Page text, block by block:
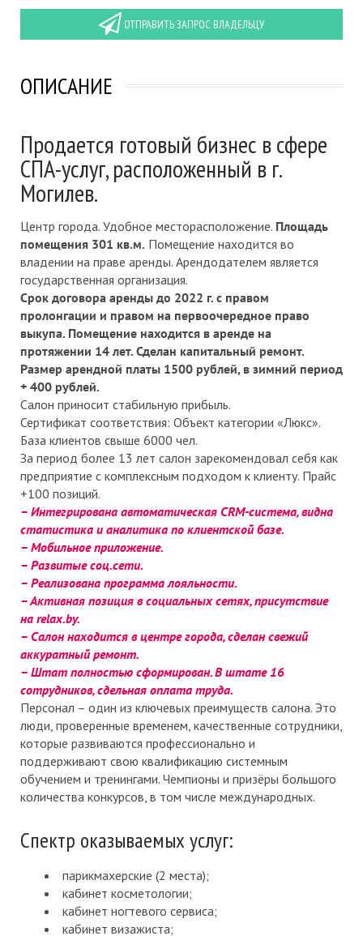
ОТПРАВИТЬ ЗАПРОС ВЛАДЕЛЬЦУ
ОПИСАНИЕ
Продается готовый бизнес в сфере
СПА-услуг, расположенный в г.
Могилев.
Центр города. Удобное месторасположение. Площадь
помещения 301 кв.м. Помещение находится во
владении на праве аренды. Арендодателем является
государственная организация.
Срок договора аренды до 2022 г. с правом
пролонгации и правом на первоочередное право
выкупа. Помещение находится в аренде на
протяжении 14 лет. Сделан капитальный ремонт.
Размер арендной платы 1500 рублей, в зимний период
+ 400 рублей.
Салон приносит стабильную прибыль.
Сертификат соответствия: Объект категории «Люкс».
База клиентов свыше 6000 чел.
За период более 13 лет салон зарекомендовал себя как
предприятие с комплексным подходом к клиенту. Прайс
+100 позиций.
– Интегрирована автоматическая CRM-система, видна
статистика и аналитика по клиентской базе.
– Мобильное приложение.
– Развитые соц.сети.
– Реализована программа лояльности.
– Активная позиция в социальных сетях, присутствие
на relax.by.
– Салон находится в центре города, сделан свежий
аккуратный ремонт.
– Штат полностью сформирован. В штате 16
сотрудников, сдельная оплата труда.
Персонал – один из ключевых преимуществ салона. Это
люди, проверенные временем, качественные сотрудники,
которые развиваются профессионально и
поддерживают свою квалификацию системным
обучением и тренингами. Чемпионы и призёры большого
количества конкурсов, в том числе международных.
Спектр оказываемых услуг:
парикмахерские (2 места);
кабинет косметологии;
кабинет ногтевого сервиса;
кабинет визажиста;